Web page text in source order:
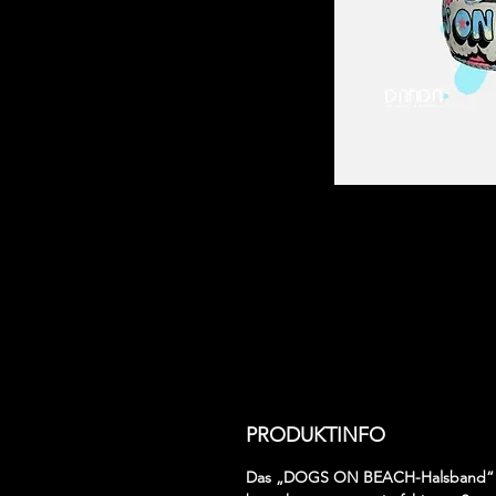
PRODUKTINFO
Das „DOGS ON BEACH-Halsband“